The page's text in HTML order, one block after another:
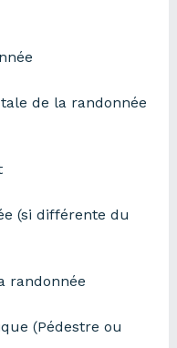
de la randonnée
(si différente du
randonnée
(Pédestre ou